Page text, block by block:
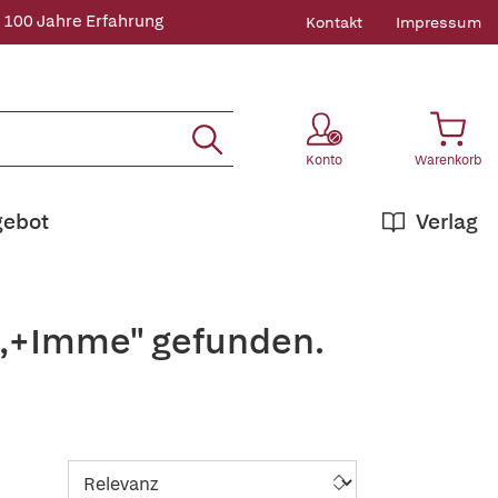
100 Jahre Erfahrung Kontakt Impressum
Konto Warenkorb
Verlag
gefunden.